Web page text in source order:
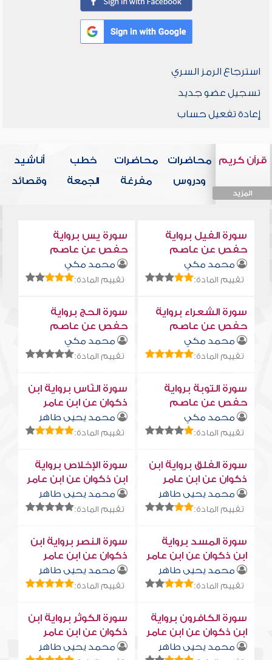
استرجاع الرمز السري
تسجيل عضو جديد
إعادة تفعيل حساب
قرآن كريم
المزيد
محاضرات
ودروس
محاضرات
مفرغة
خطب
الجمعة
أناشيد
وقصائد
سورة الفيل برواية
حفص عن عاصم
محمد مكي
تقييم المادة:
سورة يس برواية
حفص عن عاصم
محمد مكي
تقييم المادة:
سورة الشعراء برواية
حفص عن عاصم
محمد مكي
تقييم المادة:
سورة الحج برواية
حفص عن عاصم
محمد مكي
تقييم المادة:
سورة التوبة برواية
حفص عن عاصم
محمد مكي
تقييم المادة:
سورة النّاس برواية ابن
ذكوان عن ابن عامر
محمد يحيى طاهر
تقييم المادة:
سورة الفلق برواية ابن
ذكوان عن ابن عامر
محمد يحيى طاهر
تقييم المادة:
سورة الإخلاص برواية
ابن ذكوان عن ابن عامر
محمد يحيى طاهر
تقييم المادة:
سورة المسد برواية
ابن ذكوان عن ابن عامر
محمد يحيى طاهر
تقييم المادة:
سورة النصر برواية ابن
ذكوان عن ابن عامر
محمد يحيى طاهر
تقييم المادة:
سورة الكافرون برواية
ابن ذكوان عن ابن عامر
محمد يحيى طاهر
سورة الكوثر برواية ابن
ذكوان عن ابن عامر
محمد يحيى طاهر